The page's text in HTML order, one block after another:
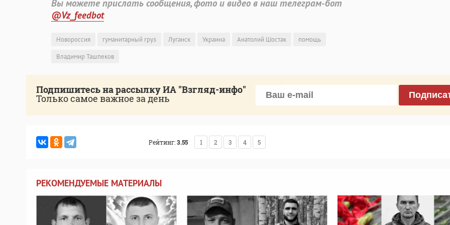
Вы можете прислать сообщения, фото и видео в наш телеграм-бот
@Vz_feedbot
Новороссия гуманитарный груз Луганск Украина Анатолий Шостак
помощь
Владимир Ташпеков
Подпишитесь на рассылку ИА "Взгляд-инфо"
Только самое важное за день
Рейтинг:3.55 1 2 3 4 5
РЕКОМЕНДУЕМЫЕ МАТЕРИАЛЫ